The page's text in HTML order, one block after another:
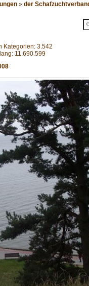
» der
Kategorien: 3.542
11.690.599